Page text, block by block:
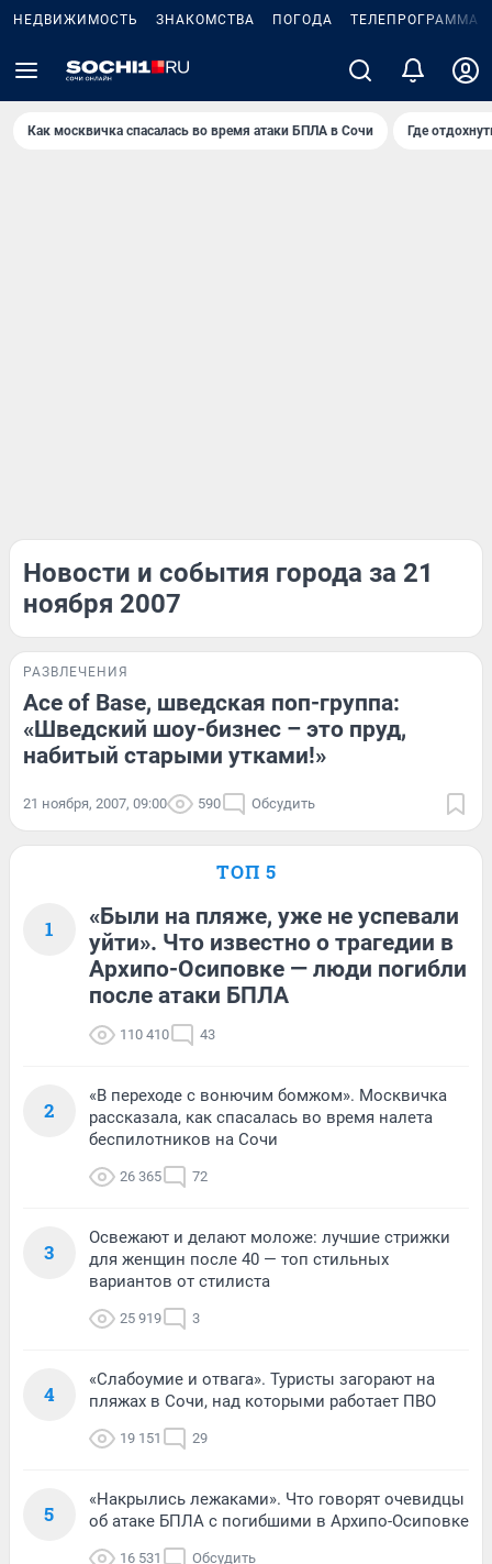
НЕДВИЖИМОСТЬ ЗНАКОМСТВА ПОГОДА ТЕЛЕПРОГРАММА
Как москвичка спасалась во время атаки БПЛА в Сочи Где
Новости и события города за 21
ноября 2007
РАЗВЛЕЧЕНИЯ
Ace of Base, шведская поп-группа:
«Шведский шоу-бизнес – это пруд,
набитый старыми утками!»
21 ноября, 2007, 09:00 590 Обсудить
ТОП 5
1
«Были на пляже, уже не успевали
уйти». Что известно о трагедии в
Архипо-Осиповке — люди погибли
после атаки БПЛА
110 410 43
2
«В переходе с вонючим бомжом». Москвичка
рассказала, как спасалась во время налета
беспилотников на Сочи
26 365 72
3
Освежают и делают моложе: лучшие стрижки
для женщин после 40 — топ стильных
вариантов от стилиста
25 919 3
4
«Слабоумие и отвага». Туристы загорают на
пляжах в Сочи, над которыми работает ПВО
19 151 29
5
«Накрылись лежаками». Что говорят очевидцы
об атаке БПЛА с погибшими в Архипо-Осиповке
16 531 Обсудить